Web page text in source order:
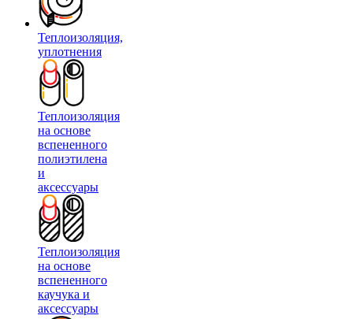
Теплоизоляция,
уплотнения
Теплоизоляция
на основе
вспененного
полиэтилена
и
аксессуары
Теплоизоляция
на основе
вспененного
каучука и
аксессуары